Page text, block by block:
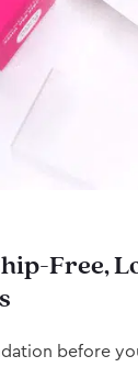
Free,
before